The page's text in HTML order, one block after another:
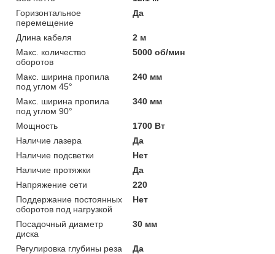
Горизонтальное
перемещение
Да
Длина кабеля
2 м
Макс. количество
оборотов
5000 об/мин
Макс. ширина пропила
под углом 45°
240 мм
Макс. ширина пропила
под углом 90°
340 мм
Мощность
1700 Вт
Наличие лазера
Да
Наличие подсветки
Нет
Наличие протяжки
Да
Напряжение сети
220
Поддержание постоянных
оборотов под нагрузкой
Нет
Посадочный диаметр
диска
30 мм
Регулировка глубины реза
Да